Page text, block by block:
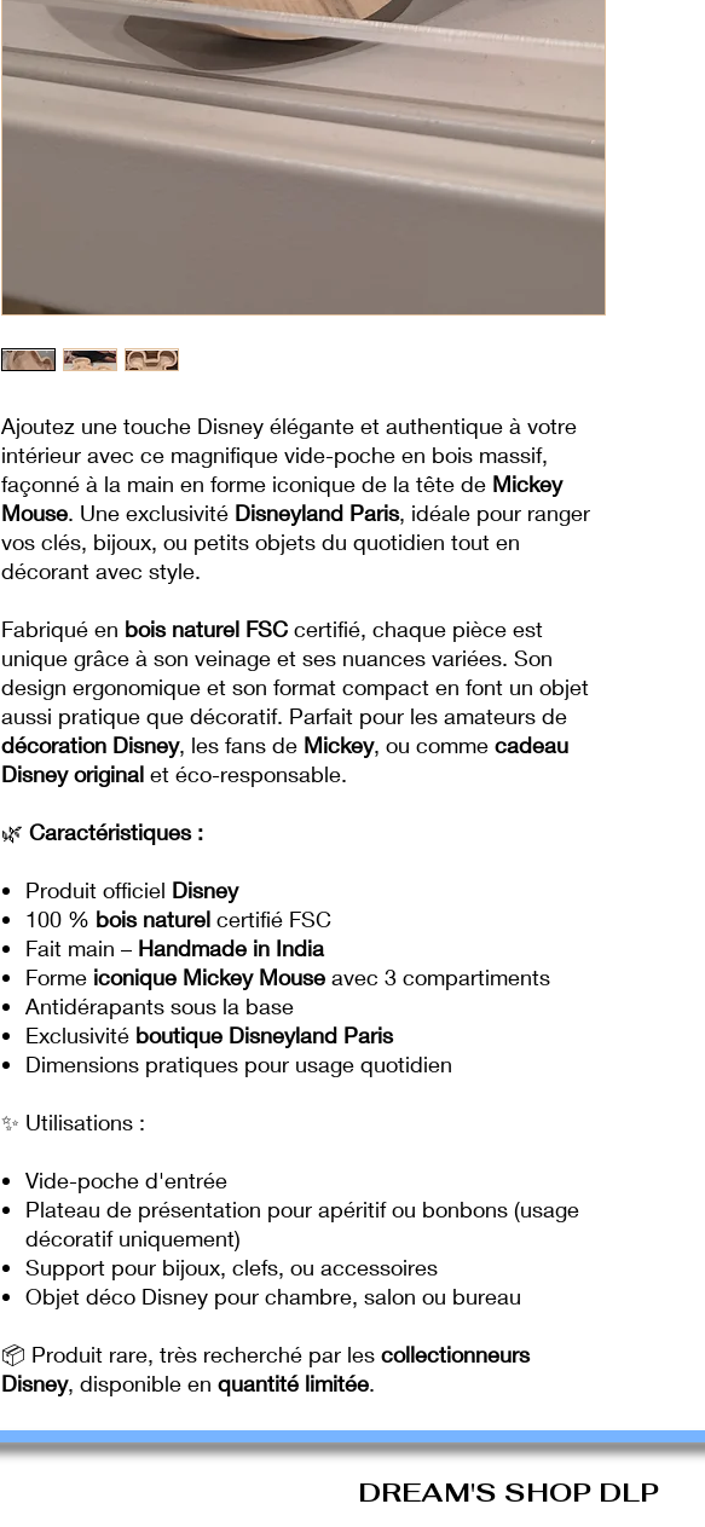
Ajoutez une touche Disney élégante et authentique à votre
intérieur avec ce magnifique vide-poche en bois massif,
façonné à la main en forme iconique de la tête de Mickey
Mouse. Une exclusivité Disneyland Paris, idéale pour ranger
vos clés, bijoux, ou petits objets du quotidien tout en
décorant avec style.
Fabriqué en bois naturel FSC certifié, chaque pièce est
unique grâce à son veinage et ses nuances variées. Son
design ergonomique et son format compact en font un objet
aussi pratique que décoratif. Parfait pour les amateurs de
décoration Disney, les fans de Mickey, ou comme cadeau
Disney original et éco-responsable.
🌿 Caractéristiques :
Produit officiel Disney
100 % bois naturel certifié FSC
Fait main – Handmade in India
Forme iconique Mickey Mouse avec 3 compartiments
Antidérapants sous la base
Exclusivité boutique Disneyland Paris
Dimensions pratiques pour usage quotidien
✨ Utilisations :
Vide-poche d'entrée
Plateau de présentation pour apéritif ou bonbons (usage
décoratif uniquement)
Support pour bijoux, clefs, ou accessoires
Objet déco Disney pour chambre, salon ou bureau
📦 Produit rare, très recherché par les collectionneurs
Disney, disponible en quantité limitée.
DREAM'S SHOP DLP